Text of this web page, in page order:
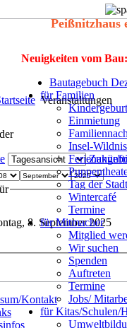
Peißnitzhaus
Neuigkeiten vom Bau:
Bautagebuch
für Familien
Einmietung
Insel-
Tag der
Wintercafé
Termine
für Mitmacher
Mitglied
Wir suchen
Spenden
Auftreten
Termine
Jobs/
für Kitas/Schulen/
Veranstaltungen
8. September 2025
Kontakt